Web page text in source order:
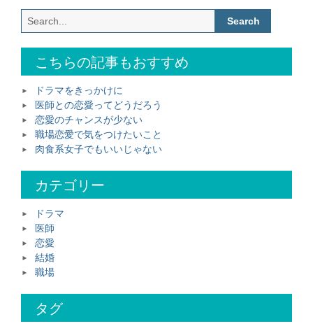
き
っ
か
け
に”
Search
for:
こちらの記事もおすすめ
ドラマをきっかけに
医師との恋愛ってどうだろう
恋愛のチャンスが少ない
職場恋愛で気をつけたいこと
肉食系女子でもいいじゃない
カテゴリー
ドラマ
医師
恋愛
結婚
職場
タグ